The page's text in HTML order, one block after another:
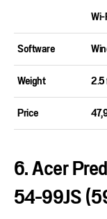
Software
Weight
Price
6. Acer
54-99JS